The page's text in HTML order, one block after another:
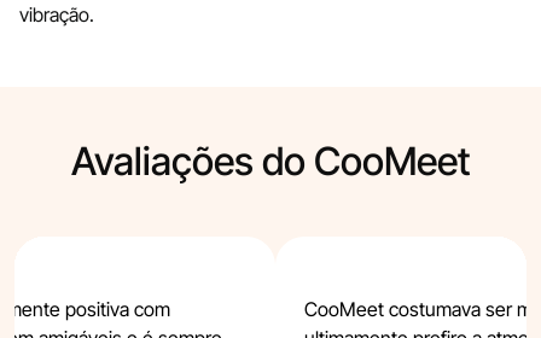
vibração.
Avaliações do CooMeet
positiva com
CooMeet costumava ser